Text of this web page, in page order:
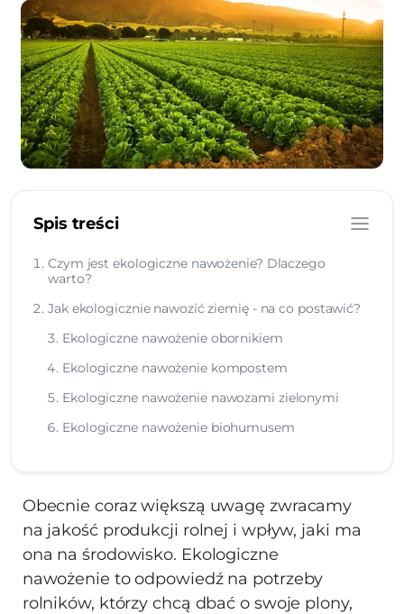
Spis treści
Czym jest ekologiczne nawożenie? Dlaczego
warto?
Jak ekologicznie nawozić ziemię - na co postawić?
Ekologiczne nawożenie obornikiem
Ekologiczne nawożenie kompostem
Ekologiczne nawożenie nawozami zielonymi
Ekologiczne nawożenie biohumusem
Obecnie coraz większą uwagę zwracamy
na jakość produkcji rolnej i wpływ, jaki ma
ona na środowisko. Ekologiczne
nawożenie to odpowiedź na potrzeby
rolników, którzy chcą dbać o swoje plony,